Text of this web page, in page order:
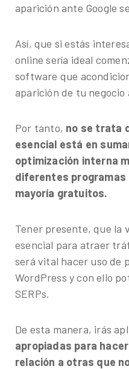
aparición ante Google
Así, que si estás
online sería ideal
software que
aparición de tu negocio
Por tanto, no se trata
esencial está en
optimización interna
diferentes programas
mayoría gratuitos.
Tener presente, que la
esencial para atraer
será vital hacer uso de
WordPress y con ello
SERPs.
De esta manera, irás
apropiadas para
relación a otras que